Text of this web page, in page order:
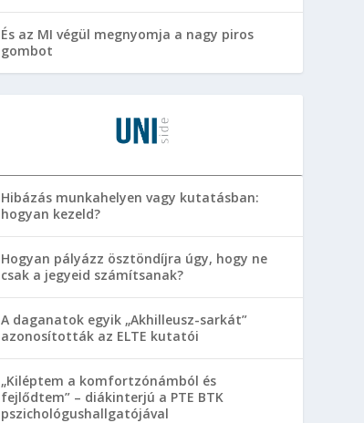
És az MI végül megnyomja a nagy piros
gombot
Hibázás munkahelyen vagy kutatásban:
hogyan kezeld?
Hogyan pályázz ösztöndíjra úgy, hogy ne
csak a jegyeid számítsanak?
A daganatok egyik „Akhilleusz-sarkát”
azonosították az ELTE kutatói
„Kiléptem a komfortzónámból és
fejlődtem” – diákinterjú a PTE BTK
pszichológushallgatójával